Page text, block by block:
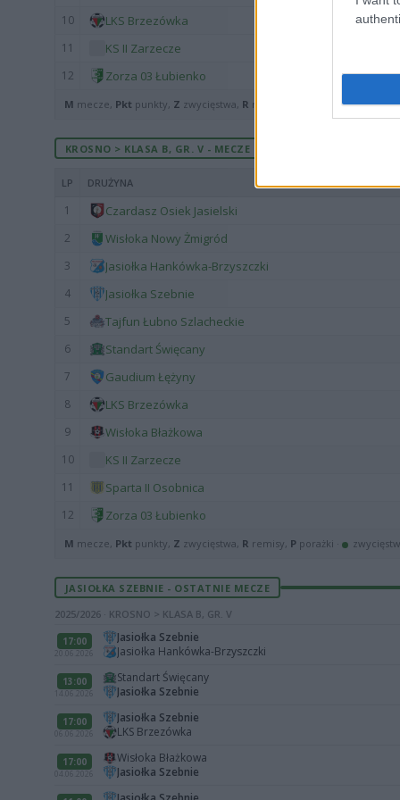
10 LKS Brzezówka
11 KS II Zarzecze
12 Zorza 03 Łubienko
M mecze, Pkt punkty, Z zwycięstwa, R remisy,
KROSNO > KLASA B, GR. V - MECZE ROZEGRANE NA WYJEŹDZIE
LP DRUŻYNA
1 Czardasz Osiek Jasielski
2 Wisłoka Nowy Żmigród
3 Jasiołka Hankówka-Brzyszczki
4 Jasiołka Szebnie
5 Tajfun Łubno Szlacheckie
6 Standart Święcany
7 Gaudium Łężyny
8 LKS Brzezówka
9 Wisłoka Błażkowa
10 KS II Zarzecze
11 Sparta II Osobnica
12 Zorza 03 Łubienko
M mecze, Pkt punkty, Z zwycięstwa, R remisy, P porażki ·
JASIOŁKA SZEBNIE - OSTATNIE MECZE
2025/2026 · KROSNO > KLASA B, GR. V
17:00
20.06.2026
Jasiołka Szebnie
Jasiołka Hankówka-Brzyszczki
13:00
14.06.2026
Standart Święcany
Jasiołka Szebnie
17:00
06.06.2026
Jasiołka Szebnie
LKS Brzezówka
17:00
04.06.2026
Wisłoka Błażkowa
Jasiołka Szebnie